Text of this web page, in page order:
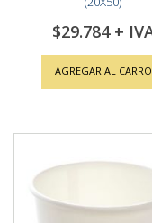
$29.784
AGREGAR AL CARRO